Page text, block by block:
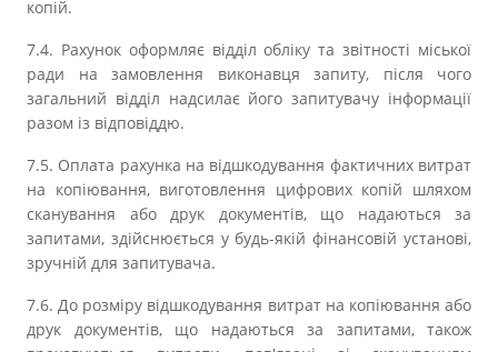
копій.
7.4. Рахунок оформляє відділ обліку та звітності міської
ради на замовлення виконавця запиту, після чого
загальний відділ надсилає його запитувачу інформації
разом із відповіддю.
7.5. Оплата рахунка на відшкодування фактичних витрат
на копіювання, виготовлення цифрових копій шляхом
сканування або друк документів, що надаються за
запитами, здійснюється у будь-якій фінансовій установі,
зручній для запитувача.
7.6. До розміру відшкодування витрат на копіювання або
друк документів, що надаються за запитами, також